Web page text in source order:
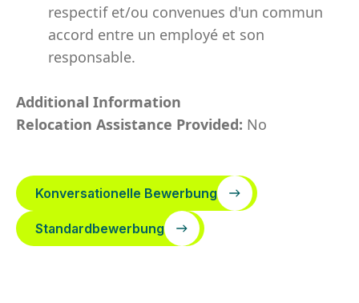
respectif et/ou convenues d'un commun
accord entre un employé et son
responsable.
Additional Information
Relocation Assistance Provided: No
Konversationelle Bewerbung
Standardbewerbung